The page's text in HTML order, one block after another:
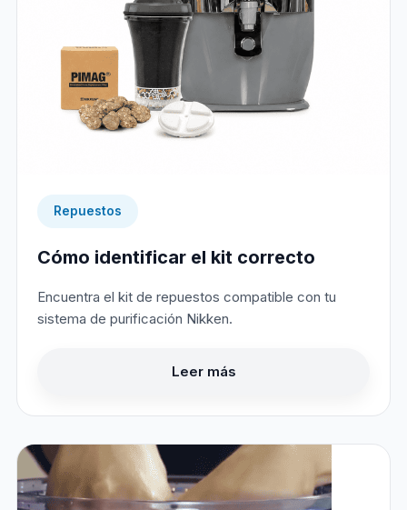
Repuestos
Cómo identificar el kit correcto
Encuentra el kit de repuestos compatible con tu
sistema de purificación Nikken.
Leer más